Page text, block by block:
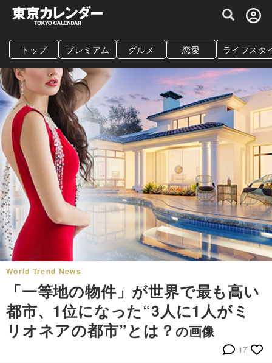
グルメ情報・プレミアムレストラン予約
トップ プレミアム グルメ 恋愛 ライフスタ
World Trend News
「一等地の物件」が世界で最も高い
都市、1位になった“3人に1人がミ
リオネアの都市”とは？ の画像
17